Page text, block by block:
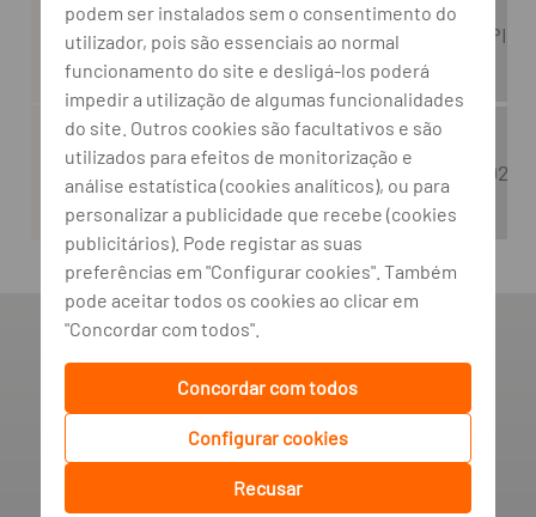
Instituição Depositária Banco BPI,
Validade das Condições 08-08-2026
Banco BPI ©. Todos os direitos reservados.
podem ser instalados sem o consentimento do
utilizador, pois são essenciais ao normal
funcionamento do site e desligá-los poderá
impedir a utilização de algumas funcionalidades
do site. Outros cookies são facultativos e são
utilizados para efeitos de monitorização e
análise estatística (cookies analíticos), ou para
personalizar a publicidade que recebe (cookies
publicitários). Pode registar as suas
preferências em "Configurar cookies". Também
pode aceitar todos os cookies ao clicar em
"Concordar com todos".
Concordar com todos
Configurar cookies
Recusar